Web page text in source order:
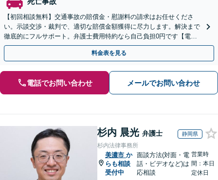
【初回相談無料】交通事故の賠償金・慰謝料の請求はお任せくださ
い。示談交渉・裁判で、適切な賠償金額獲得に尽力します。解決まで
徹底的にフルサポート。弁護士費用特約なら自己負担0円です【電
話・オンライン相談可】
料金表を見る
電話でお問い合わせ メールでお問い合わせ
杉内 晨光 弁護士 静岡県
杉内法律事務所
美濃市 か
らも相談
受付中
面談方法(対面・電
話・ビデオなど)は
応相談
営業時
間：本日
定休日